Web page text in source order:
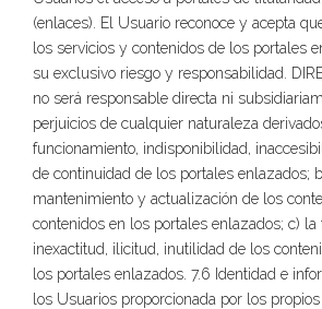
(enlaces). El Usuario reconoce y acepta
los servicios y contenidos de los portales
su exclusivo riesgo y responsabilidad.
no será responsable directa ni
perjuicios de cualquier naturaleza
funcionamiento, indisponibilidad,
de continuidad de los portales enlazados;
mantenimiento y actualización de los
contenidos en los portales enlazados; c) la
inexactitud, ilicitud, inutilidad de los
los portales enlazados. 7.6 Identidad e
los Usuarios proporcionada por los